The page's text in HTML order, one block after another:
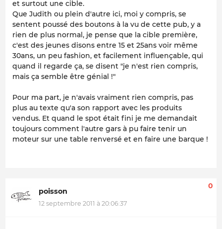
et surtout une cible.
Que Judith ou plein d'autre ici, moi y compris, se
sentent poussé des boutons à la vu de cette pub, y a
rien de plus normal, je pense que la cible première,
c'est des jeunes disons entre 15 et 25ans voir même
30ans, un peu fashion, et facilement influençable, qui
quand il regarde ça, se disent "je n'est rien compris,
mais ça semble être génial !"
Pour ma part, je n'avais vraiment rien compris, pas
plus au texte qu'a son rapport avec les produits
vendus. Et quand le spot était fini je me demandait
toujours comment l'autre gars à pu faire tenir un
moteur sur une table renversé et en faire une barque !
poisson
12 septembre 2011 à 20:06:37
0